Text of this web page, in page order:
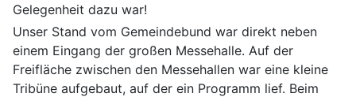
Gelegenheit dazu war!
Unser Stand vom Gemeindebund war direkt neben
einem Eingang der großen Messehalle. Auf der
Freifläche zwischen den Messehallen war eine kleine
Tribüne aufgebaut, auf der ein Programm lief. Beim